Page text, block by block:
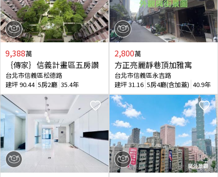
9,388萬
｛傳家｝信義計畫區五房讚
台北市信義區松德路
建坪90.44 5房2廳 35.4年
2,800萬
方正亮麗靜巷頂加雅寓
台北市信義區永吉路
建坪31.16 5房4廳(含加蓋) 40.9年